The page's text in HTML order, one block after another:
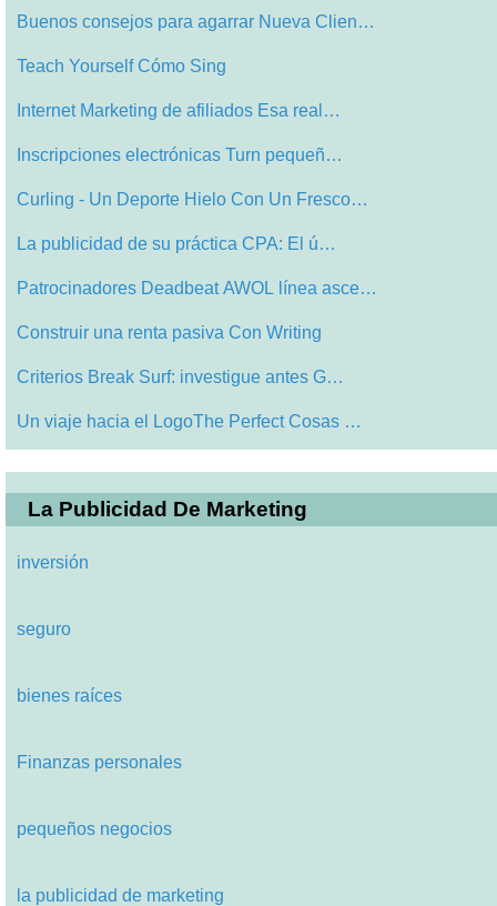
Buenos consejos para agarrar Nueva Clien…
Teach Yourself Cómo Sing
Internet Marketing de afiliados Esa real…
Inscripciones electrónicas Turn pequeñ…
Curling - Un Deporte Hielo Con Un Fresco…
La publicidad de su práctica CPA: El ú…
Patrocinadores Deadbeat AWOL línea asce…
Construir una renta pasiva Con Writing
Criterios Break Surf: investigue antes G…
Un viaje hacia el LogoThe Perfect Cosas …
La Publicidad De Marketing
inversión
seguro
bienes raíces
Finanzas personales
pequeños negocios
la publicidad de marketing